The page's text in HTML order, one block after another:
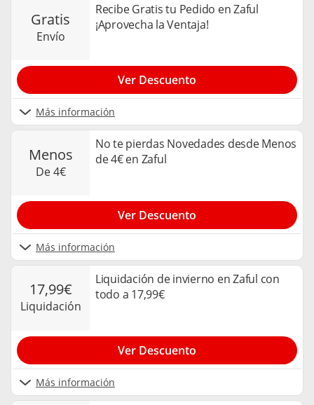
gratis
envío
Recibe Gratis tu Pedido en Zaful
¡Aprovecha la Ventaja!
Más información
Ver Descuento
menos
de 4€
No te pierdas Novedades desde Menos
de 4€ en Zaful
Más información
Ver Descuento
17,99€
liquidación
Liquidación de invierno en Zaful con
todo a 17,99€
Más información
Ver Descuento